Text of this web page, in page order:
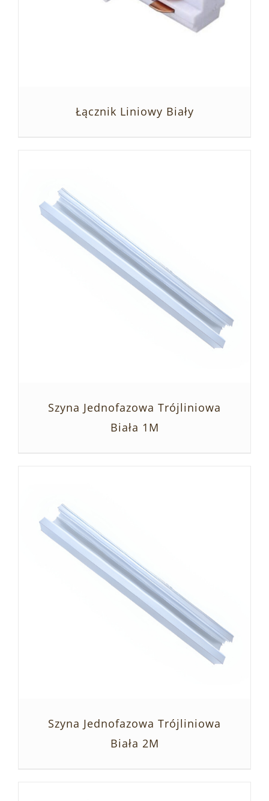
Łącznik Liniowy Biały
Szyna Jednofazowa Trójliniowa
Biała 1M
Szyna Jednofazowa Trójliniowa
Biała 2M